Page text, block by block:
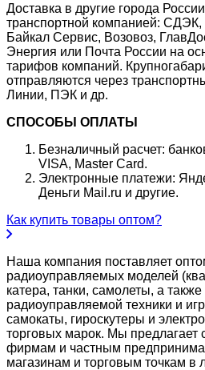
Доставка в другие города
транспортной компанией:
Байкал Сервис, Возовоз,
Энергия или Почта России на
тарифов компаний.
отправляются через
Линии, ПЭК и др.
СПОСОБЫ ОПЛАТЫ
Безналичный расчет:
VISA, Master Card.
Электронные платежи:
Деньги Mail.ru и другие.
Как купить товары оптом?
Наша компания поставляет
радиоуправляемых моделей
катера, танки, самолеты, а
радиоуправляемой техники и
самокаты, гироскутеры и
торговых марок. Мы предлагает
фирмам и частным
магазинам и торговым точкам в